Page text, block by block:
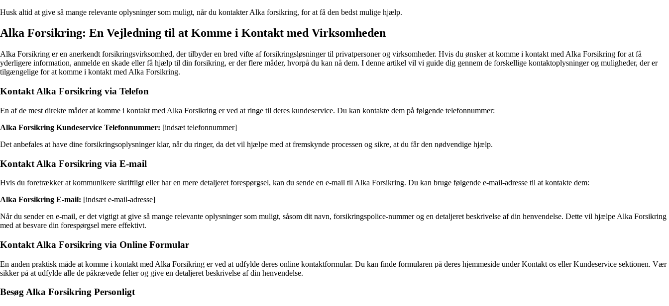
Husk altid at give så mange relevante oplysninger som muligt, når du kontakter Alka forsikring, for at få den bedst mulige hjælp.
Alka Forsikring: En Vejledning til at Komme i Kontakt med Virksomheden
Alka Forsikring er en anerkendt forsikringsvirksomhed, der tilbyder en bred vifte af forsikringsløsninger til privatpersoner og virksomheder. Hvis du ønsker at komme i kontakt med Alka Forsikring for at få
yderligere information, anmelde en skade eller få hjælp til din forsikring, er der flere måder, hvorpå du kan nå dem. I denne artikel vil vi guide dig gennem de forskellige kontaktoplysninger og muligheder, der er
tilgængelige for at komme i kontakt med Alka Forsikring.
Kontakt Alka Forsikring via Telefon
En af de mest direkte måder at komme i kontakt med Alka Forsikring er ved at ringe til deres kundeservice. Du kan kontakte dem på følgende telefonnummer:
Alka Forsikring Kundeservice Telefonnummer: [indsæt telefonnummer]
Det anbefales at have dine forsikringsoplysninger klar, når du ringer, da det vil hjælpe med at fremskynde processen og sikre, at du får den nødvendige hjælp.
Kontakt Alka Forsikring via E-mail
Hvis du foretrækker at kommunikere skriftligt eller har en mere detaljeret forespørgsel, kan du sende en e-mail til Alka Forsikring. Du kan bruge følgende e-mail-adresse til at kontakte dem:
Alka Forsikring E-mail: [indsæt e-mail-adresse]
Når du sender en e-mail, er det vigtigt at give så mange relevante oplysninger som muligt, såsom dit navn, forsikringspolice-nummer og en detaljeret beskrivelse af din henvendelse. Dette vil hjælpe Alka Forsikring
med at besvare din forespørgsel mere effektivt.
Kontakt Alka Forsikring via Online Formular
En anden praktisk måde at komme i kontakt med Alka Forsikring er ved at udfylde deres online kontaktformular. Du kan finde formularen på deres hjemmeside under Kontakt os eller Kundeservice sektionen. Vær
sikker på at udfylde alle de påkrævede felter og give en detaljeret beskrivelse af din henvendelse.
Besøg Alka Forsikring Personligt